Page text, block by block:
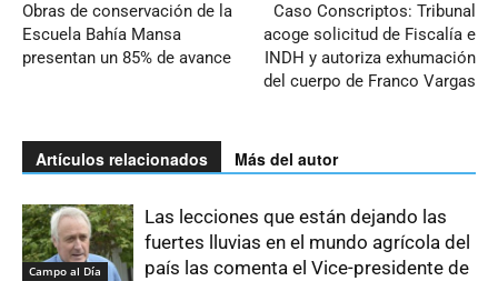
Obras de conservación de la
Escuela Bahía Mansa
presentan un 85% de avance
Caso Conscriptos: Tribunal
acoge solicitud de Fiscalía e
INDH y autoriza exhumación
del cuerpo de Franco Vargas
Artículos relacionados Más del autor
Campo al Día
Las lecciones que están dejando las
fuertes lluvias en el mundo agrícola del
país las comenta el Vice-presidente de